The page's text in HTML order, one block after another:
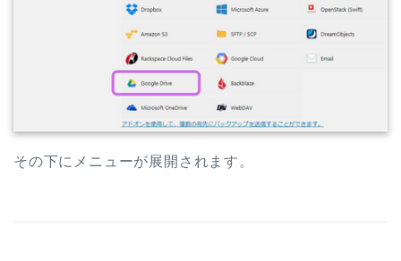
その下にメニューが展開されます。